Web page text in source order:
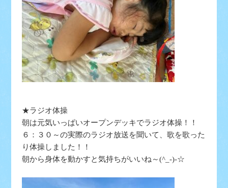
★ラジオ体操
朝は元気いっぱいオープンデッキでラジオ体操！！
６：３０～の実際のラジオ放送を聞いて、歌を歌った
り体操しました！！
朝から身体を動かすと気持ちがいいね～(^_-)-☆